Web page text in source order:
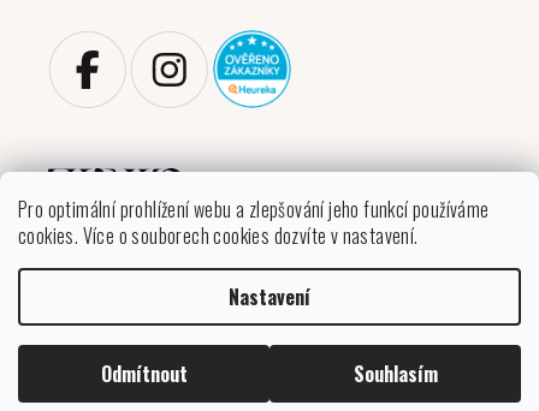
Pro optimální prohlížení webu a zlepšování jeho funkcí používáme
cookies. Více o souborech cookies dozvíte v nastavení.
Nastavení
Odmítnout Souhlasím
Copyright 2026VINIKO. Všechna práva vyhrazena.
Upravit nastavení cookies
Vytvořil Shoptet